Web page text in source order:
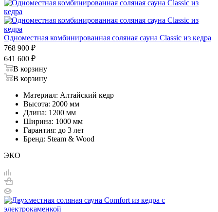
Одноместная комбинированная соляная сауна Classic из кедра
768 900 ₽
641 600 ₽
В корзину
В корзину
Материал: Алтайский кедр
Высота: 2000 мм
Длина: 1200 мм
Ширина: 1000 мм
Гарантия: до 3 лет
Бренд: Steam & Wood
ЭКО